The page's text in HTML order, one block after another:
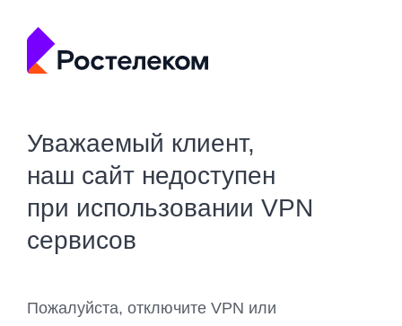
Уважаемый клиент,
наш сайт недоступен
при использовании VPN
сервисов
Пожалуйста, отключите VPN или